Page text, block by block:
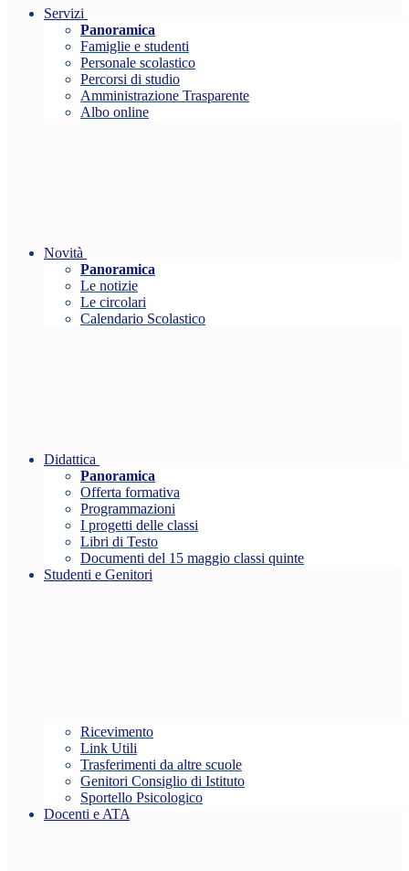
Servizi
Panoramica
Famiglie e studenti
Personale scolastico
Percorsi di studio
Amministrazione Trasparente
Albo online
Novità
Panoramica
Le notizie
Le circolari
Calendario Scolastico
Didattica
Panoramica
Offerta formativa
Programmazioni
I progetti delle classi
Libri di Testo
Documenti del 15 maggio classi quinte
Studenti e Genitori
Ricevimento
Link Utili
Trasferimenti da altre scuole
Genitori Consiglio di Istituto
Sportello Psicologico
Docenti e ATA